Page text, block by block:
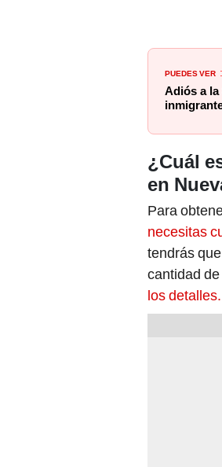
PUEDES VER :
Adiós a la
¿Cuál
en
Para
necesitas
tendrás
cantidad
los detalles.